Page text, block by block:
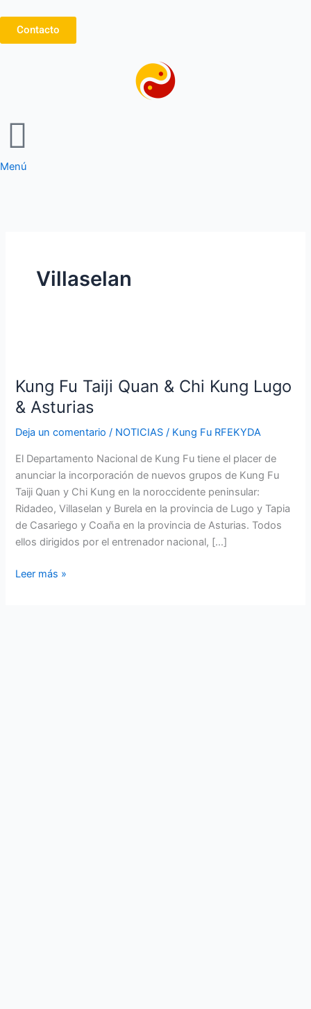
contenido
Contacto
Menú
Villaselan
Kung Fu Taiji Quan & Chi Kung Lugo
& Asturias
Deja un comentario / NOTICIAS / Kung Fu RFEKYDA
El Departamento Nacional de Kung Fu tiene el placer de
anunciar la incorporación de nuevos grupos de Kung Fu
Taiji Quan y Chi Kung en la noroccidente peninsular:
Ridadeo, Villaselan y Burela en la provincia de Lugo y Tapia
de Casariego y Coaña en la provincia de Asturias. Todos
ellos dirigidos por el entrenador nacional, […]
Taiji
Quan
Chi
Kung
&
Asturias
Leer más »